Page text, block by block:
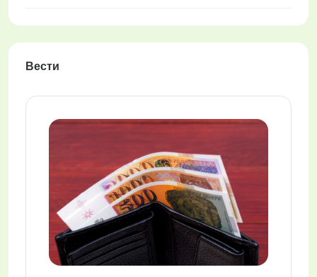
Вести